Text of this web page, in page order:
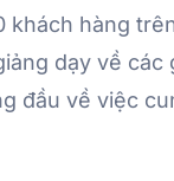
hàng
dạy về các
đầu về việc